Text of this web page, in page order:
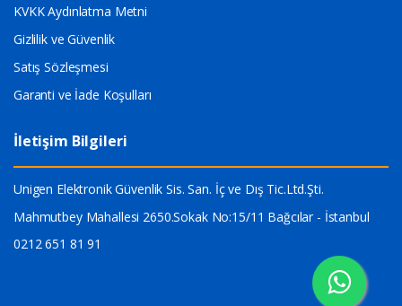
KVKK Aydınlatma Metni
Gizlilik ve Güvenlik
Satış Sözleşmesi
Garanti ve İade Koşulları
İletişim Bilgileri
Unigen Elektronik Güvenlik Sis. San. İç ve Dış Tic.Ltd.Şti.
Mahmutbey Mahallesi 2650.Sokak No:15/11 Bağcılar - İstanbul
0212 651 81 91